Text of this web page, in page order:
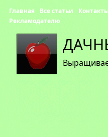
Главная Все статьи
Рекламодателю